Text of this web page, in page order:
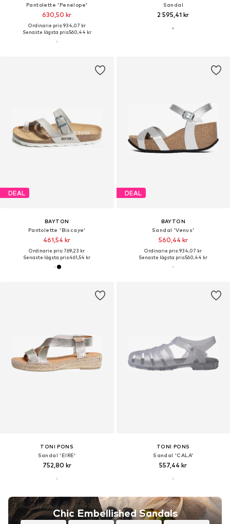
Pantolette 'Penelope'
630,50 kr
Ordinarie pris: 934,07 kr
Senaste lägsta pris:560,44 kr
Sandal
2 595,41 kr
DEAL
BAYTON
Pantolette 'Biscaye'
461,54 kr
Ordinarie pris: 769,23 kr
Senaste lägsta pris:461,54 kr
DEAL
BAYTON
Sandal 'Venus'
560,44 kr
Ordinarie pris: 934,07 kr
Senaste lägsta pris:560,44 kr
TONI PONS
Sandal 'EIRE'
752,80 kr
Chic Embellished Sandals
TONI PONS
Sandal 'CALA'
557,44 kr